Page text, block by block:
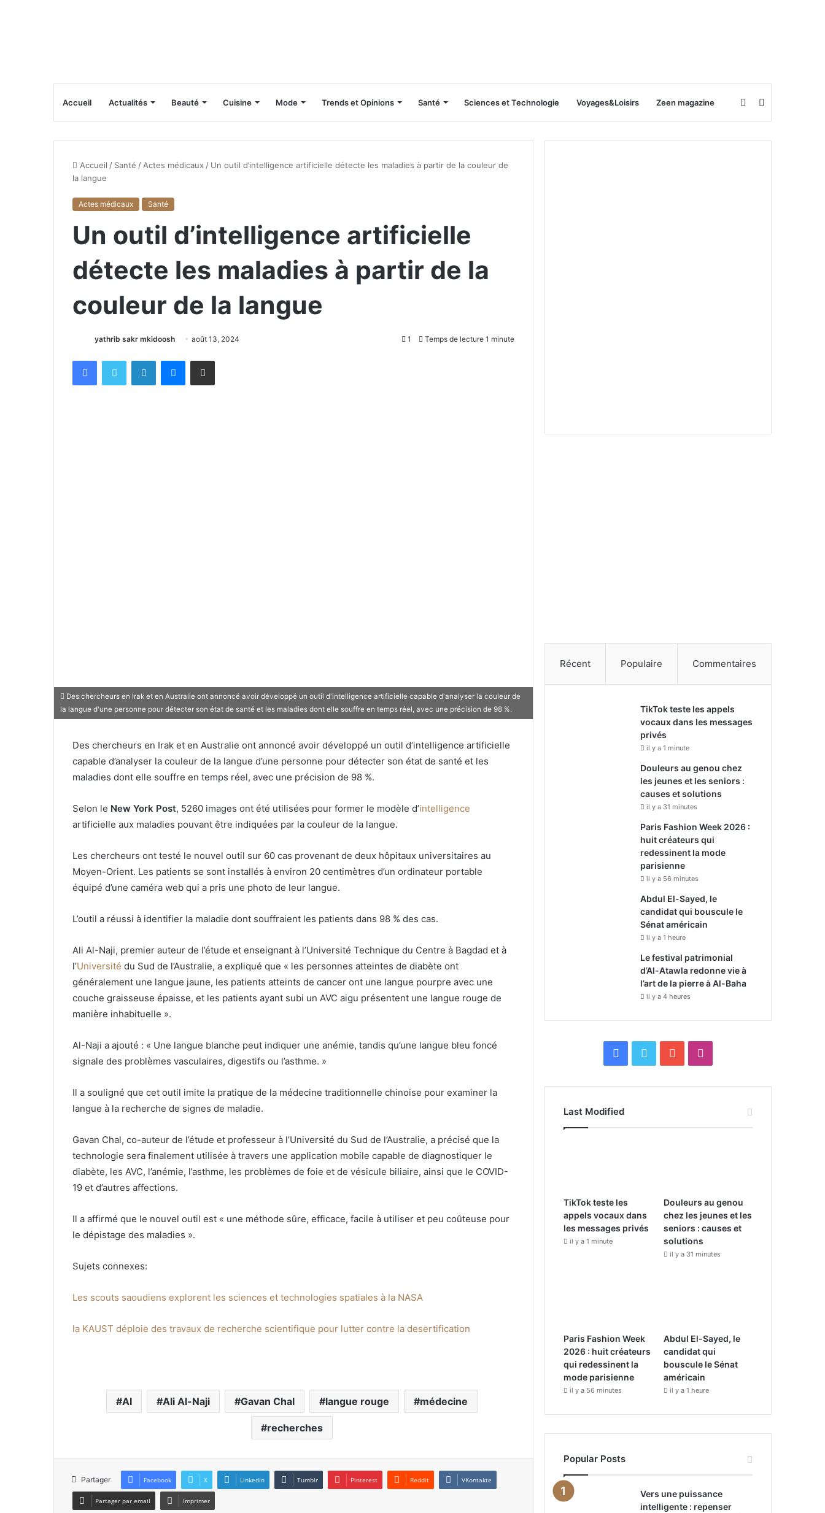
Accueil Actualités Beauté Cuisine Mode Trends et Opinions Santé Sciences et Technologie Voyages&Loisirs Zeen magazine
skin
Rechercher
Accueil / Santé /Actes médicaux/ Un outil d’intelligence artificielle détecte les maladies à partir de la couleur de
la langue
Actes médicaux Santé
Un outil d’intelligence artificielle
détecte les maladies à partir de la
couleur de la langue
yathrib sakr mkidoosh août 13, 2024 1 Temps de lecture 1 minute
Des chercheurs en Irak et en Australie ont annoncé avoir développé un outil d'intelligence artificielle capable d'analyser la couleur de
la langue d'une personne pour détecter son état de santé et les maladies dont elle souffre en temps réel, avec une précision de 98 %.
Des chercheurs en Irak et en Australie ont annoncé avoir développé un outil d’intelligence artificielle
capable d’analyser la couleur de la langue d’une personne pour détecter son état de santé et les
maladies dont elle souffre en temps réel, avec une précision de 98 %.
Selon le New York Post, 5260 images ont été utilisées pour former le modèle d’intelligence
artificielle aux maladies pouvant être indiquées par la couleur de la langue.
Les chercheurs ont testé le nouvel outil sur 60 cas provenant de deux hôpitaux universitaires au
Moyen-Orient. Les patients se sont installés à environ 20 centimètres d’un ordinateur portable
équipé d’une caméra web qui a pris une photo de leur langue.
L’outil a réussi à identifier la maladie dont souffraient les patients dans 98 % des cas.
Ali Al-Naji, premier auteur de l’étude et enseignant à l’Université Technique du Centre à Bagdad et à
l’Université du Sud de l’Australie, a expliqué que « les personnes atteintes de diabète ont
généralement une langue jaune, les patients atteints de cancer ont une langue pourpre avec une
couche graisseuse épaisse, et les patients ayant subi un AVC aigu présentent une langue rouge de
manière inhabituelle ».
Al-Naji a ajouté : « Une langue blanche peut indiquer une anémie, tandis qu’une langue bleu foncé
signale des problèmes vasculaires, digestifs ou l’asthme. »
Il a souligné que cet outil imite la pratique de la médecine traditionnelle chinoise pour examiner la
langue à la recherche de signes de maladie.
Gavan Chal, co-auteur de l’étude et professeur à l’Université du Sud de l’Australie, a précisé que la
technologie sera finalement utilisée à travers une application mobile capable de diagnostiquer le
diabète, les AVC, l’anémie, l’asthme, les problèmes de foie et de vésicule biliaire, ainsi que le COVID-
19 et d’autres affections.
Il a affirmé que le nouvel outil est « une méthode sûre, efficace, facile à utiliser et peu coûteuse pour
le dépistage des maladies ».
Sujets connexes:
Les scouts saoudiens explorent les sciences et technologies spatiales à la NASA
la KAUST déploie des travaux de recherche scientifique pour lutter contre la desertification
AI Ali Al-Naji Gavan Chal langue rouge médecine
recherches
Partager Facebook X Linkedin Tumblr Pinterest Reddit VKontakte
Partager par email Imprimer
Récent Populaire Commentaires
TikTok teste les appels
vocaux dans les messages
privés
il y a 1 minute
Douleurs au genou chez
les jeunes et les seniors :
causes et solutions
il y a 31 minutes
Paris Fashion Week 2026 :
huit créateurs qui
redessinent la mode
parisienne
il y a 56 minutes
Abdul El-Sayed, le
candidat qui bouscule le
Sénat américain
il y a 1 heure
Le festival patrimonial
d’Al-Atawla redonne vie à
l’art de la pierre à Al-Baha
il y a 4 heures
e
o
k
T
e
t
r
a
m
Last Modified
TikTok teste les
appels vocaux dans
les messages privés
il y a 1 minute
Douleurs au genou
chez les jeunes et les
seniors : causes et
solutions
il y a 31 minutes
Paris Fashion Week
2026 : huit créateurs
qui redessinent la
mode parisienne
il y a 56 minutes
Abdul El-Sayed, le
candidat qui
bouscule le Sénat
américain
il y a 1 heure
Popular Posts
Vers une puissance
intelligente : repenser